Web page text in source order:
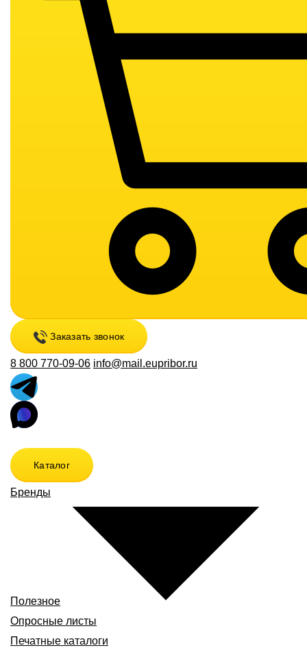
Заказать звонок
8 800 770-09-06 info@mail.eupribor.ru
Каталог
Бренды
Полезное
Опросные листы
Печатные каталоги